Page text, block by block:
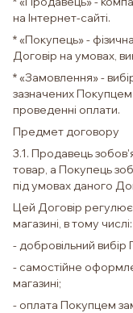
на Інтернет-сайті.
* «Покупець» -
Договір на умовах,
* «Замовлення» -
зазначених
проведенні оплати.
Предмет договору
3.1. Продавець
товар, а Покупець
під умовах даного
Цей Договір регулює
магазині, в тому числі:
- добровільний вибір
- самостійне
магазині;
- оплата Покупцем